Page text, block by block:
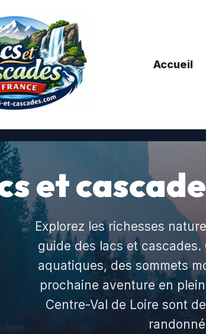
Accueil
et
Explorez les richesses
guide des lacs et
aquatiques, des sommets
prochaine aventure en
Centre-Val de Loire sont